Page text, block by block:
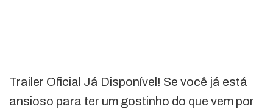
Trailer Oficial Já Disponível! Se você já está
ansioso para ter um gostinho do que vem por